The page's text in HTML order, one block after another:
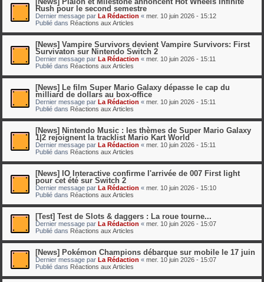
Rush pour le second semestre
Dernier message par La Rédaction « mer. 10 juin 2026 - 15:12
Publié dans Réactions aux Articles
[News] Vampire Survivors devient Vampire Survivors: First
Survivaton sur Nintendo Switch 2
Dernier message par La Rédaction « mer. 10 juin 2026 - 15:11
Publié dans Réactions aux Articles
[News] Le film Super Mario Galaxy dépasse le cap du
milliard de dollars au box-office
Dernier message par La Rédaction « mer. 10 juin 2026 - 15:11
Publié dans Réactions aux Articles
[News] Nintendo Music : les thèmes de Super Mario Galaxy
1|2 rejoignent la tracklist Mario Kart World
Dernier message par La Rédaction « mer. 10 juin 2026 - 15:11
Publié dans Réactions aux Articles
[News] IO Interactive confirme l'arrivée de 007 First light
pour cet été sur Switch 2
Dernier message par La Rédaction « mer. 10 juin 2026 - 15:10
Publié dans Réactions aux Articles
[Test] Test de Slots & daggers : La roue tourne...
Dernier message par La Rédaction « mer. 10 juin 2026 - 15:07
Publié dans Réactions aux Articles
[News] Pokémon Champions débarque sur mobile le 17 juin
Dernier message par La Rédaction « mer. 10 juin 2026 - 15:07
Publié dans Réactions aux Articles